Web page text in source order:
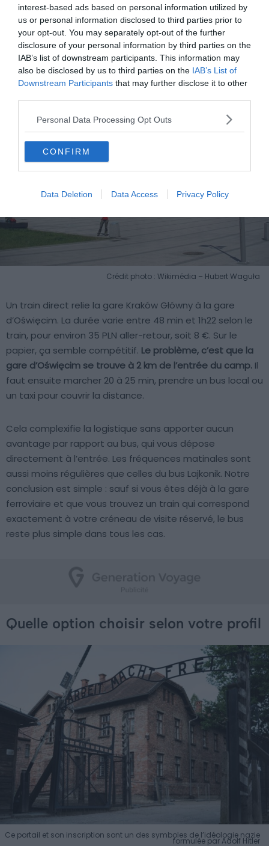
interest-based ads based on personal information utilized by
us or personal information disclosed to third parties prior to
your opt-out. You may separately opt-out of the further
disclosure of your personal information by third parties on the
IAB’s list of downstream participants. This information may
also be disclosed by us to third parties on the IAB’s List of
Downstream Participants that may further disclose it to other
Personal Data Processing Opt Outs
CONFIRM
Data Deletion Data Access Privacy Policy
Le train : possible, mais moins
pratique
Crédit photo : Wikimédia – Hubert Waguła
Un train direct relie la gare Kraków Główny à la gare
d’Oświęcim. La durée varie entre 48 min et 1h22 selon le
train, pour environ 35 PLN aller-retour, soit 8 €. Sur le
papier, ça semble compétitif. Le problème, c’est que la
gare d’Oświęcim se trouve à 2 km de l’entrée du camp. Il
faut ensuite marcher 20 à 25 min, prendre un bus local ou
un taxi pour couvrir la distance.
Cela complexifie la logistique sans apporter aucun
avantage par rapport au bus, qui vous dépose
directement à l’entrée. Les fréquences matinales sont
aussi moins régulières que celles du bus Lajkonik. Notre
conclusion est simple : sauf si vous êtes déjà à la gare
ferroviaire et que vous trouvez un train qui correspond
exactement à votre créneau de visite réservé, le bus
reste plus simple dans tous les cas.
Quelle option choisir selon votre profil
Ce portail et son inscription sont un des symboles de l’idéologie nazie
formulée par Adolf Hitler